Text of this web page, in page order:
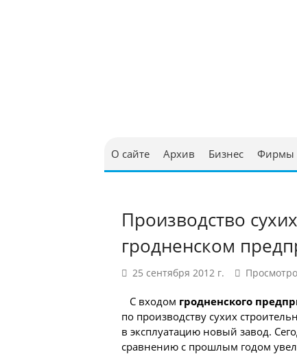
О сайте Архив Бизнес Фирмы
Производство
гродненском
25 сентября 2012 г.
С входом гродненского
по производству сухих
в эксплуатацию новый завод.
сравнению с прошлым годом